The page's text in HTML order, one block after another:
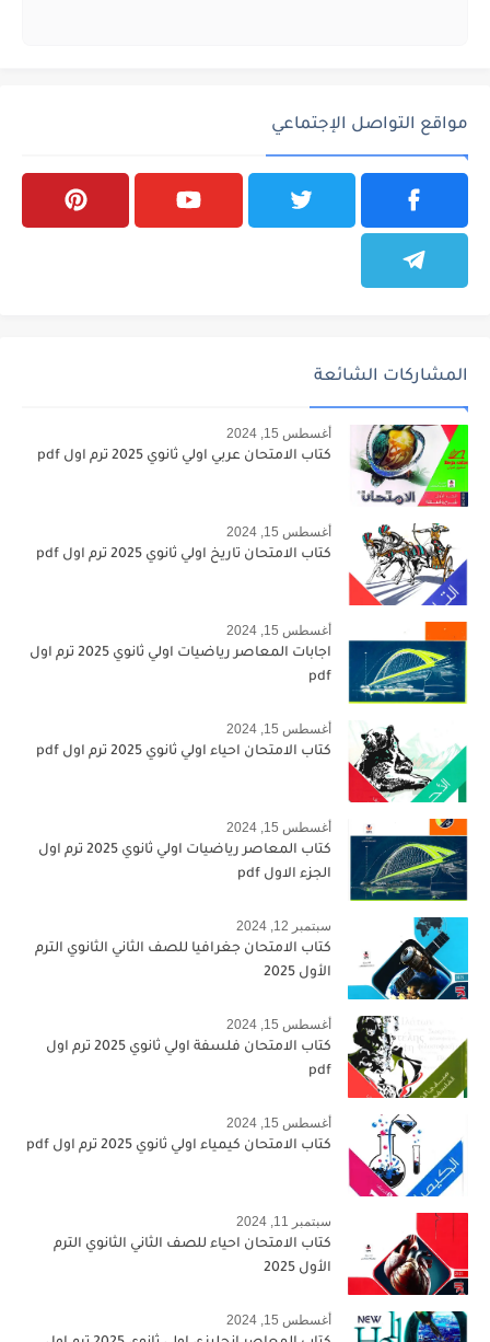
مواقع التواصل الإجتماعي
المشاركات الشائعة
أغسطس 15, 2024
كتاب الامتحان عربي اولي ثانوي 2025 ترم اول pdf
أغسطس 15, 2024
كتاب الامتحان تاريخ اولي ثانوي 2025 ترم اول pdf
أغسطس 15, 2024
اجابات المعاصر رياضيات اولي ثانوي 2025 ترم اول
pdf
أغسطس 15, 2024
كتاب الامتحان احياء اولي ثانوي 2025 ترم اول pdf
أغسطس 15, 2024
كتاب المعاصر رياضيات اولي ثانوي 2025 ترم اول
الجزء الاول pdf
سبتمبر 12, 2024
كتاب الامتحان جغرافيا للصف الثاني الثانوي الترم
الأول 2025
أغسطس 15, 2024
كتاب الامتحان فلسفة اولي ثانوي 2025 ترم اول
pdf
أغسطس 15, 2024
كتاب الامتحان كيمياء اولي ثانوي 2025 ترم اول pdf
سبتمبر 11, 2024
كتاب الامتحان احياء للصف الثاني الثانوي الترم
الأول 2025
أغسطس 15, 2024